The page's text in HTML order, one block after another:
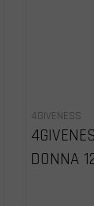
4GIVENESS
DONNA